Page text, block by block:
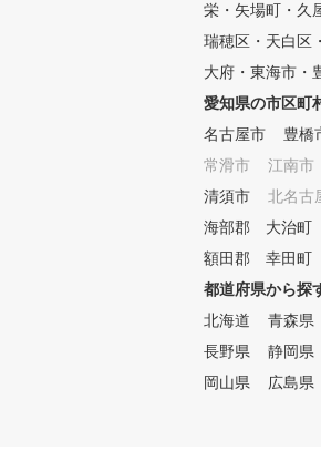
栄・矢場町・久
瑞穂区・天白区
大府・東海市・
愛知県の市区町
名古屋市
豊橋
常滑市
江南市
清須市
北名古
海部郡 大治町
額田郡 幸田町
都道府県から探
北海道
青森県
長野県
静岡県
岡山県
広島県